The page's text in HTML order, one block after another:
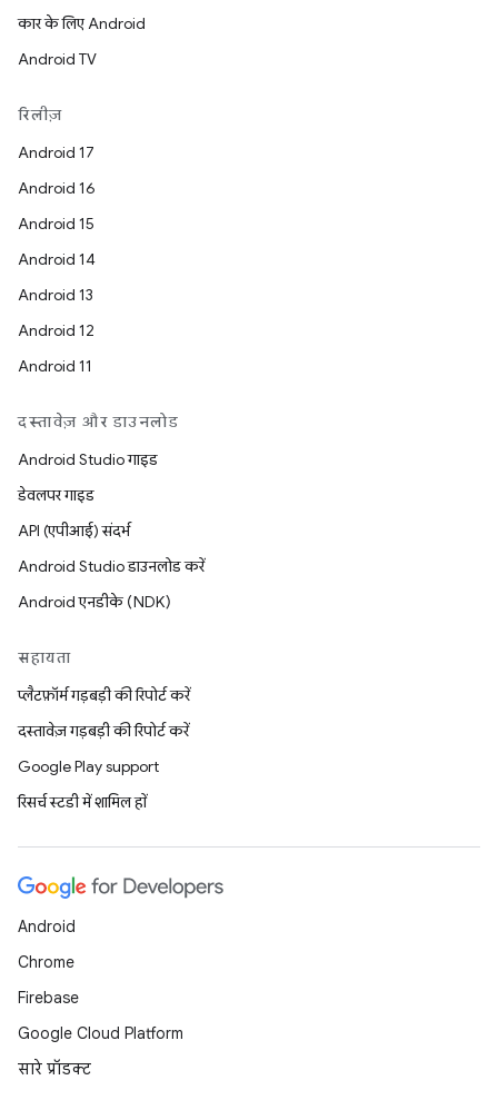
कार के लिए Android
Android TV
रिलीज़
Android 17
Android 16
Android 15
Android 14
Android 13
Android 12
Android 11
दस्तावेज़ और डाउनलोड
Android Studio गाइड
डेवलपर गाइड
API (एपीआई) संदर्भ
Android Studio डाउनलोड करें
Android एनडीके (NDK)
सहायता
प्लैटफ़ॉर्म गड़बड़ी की रिपोर्ट करें
दस्तावेज़ गड़बड़ी की रिपोर्ट करें
Google Play support
रिसर्च स्टडी में शामिल हों
Android
Chrome
Firebase
Google Cloud Platform
सारे प्रॉडक्ट